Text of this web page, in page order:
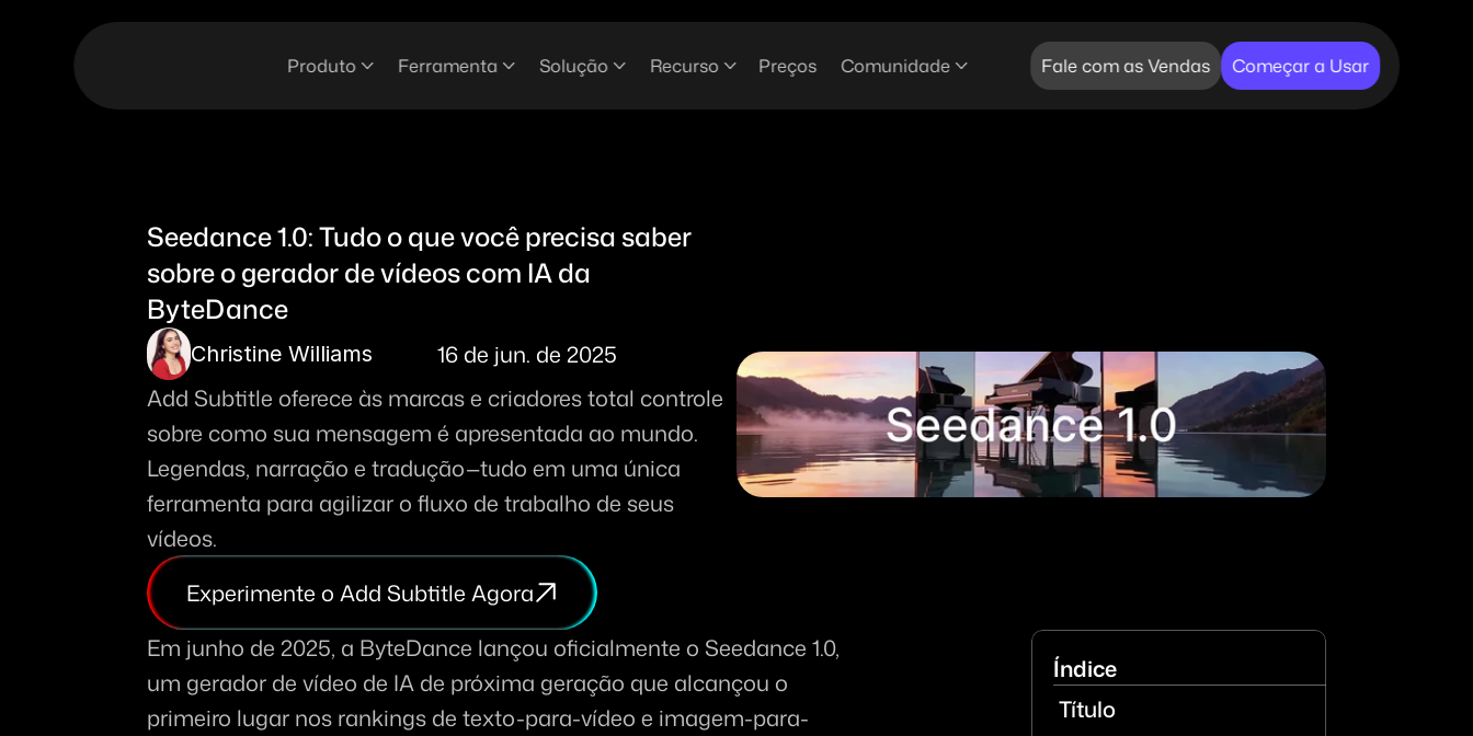
Produto Ferramenta Solução Recurso Preços Comunidade Fale com as Vendas Começar a Usar
Seedance 1.0: Tudo o que você precisa saber
sobre o gerador de vídeos com IA da
ByteDance
Christine Williams
16 de jun. de 2025
Add Subtitle oferece às marcas e criadores total controle
sobre como sua mensagem é apresentada ao mundo.
Legendas, narração e tradução—tudo em uma única
ferramenta para agilizar o fluxo de trabalho de seus
vídeos.
Experimente o Add Subtitle Agora
Em junho de 2025, a ByteDance lançou oficialmente o Seedance 1.0,
um gerador de vídeo de IA de próxima geração que alcançou o
primeiro lugar nos rankings de texto-para-vídeo e imagem-para-
Índice
Título